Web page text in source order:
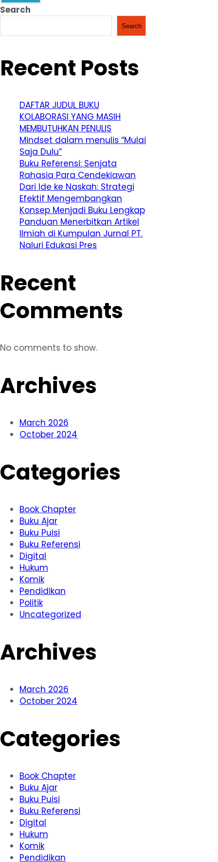
Search
Search
Recent Posts
DAFTAR JUDUL BUKU
KOLABORASI YANG MASIH
MEMBUTUHKAN PENULIS
Mindset dalam menulis “Mulai
Saja Dulu”
Buku Referensi: Senjata
Rahasia Para Cendekiawan
Dari Ide ke Naskah: Strategi
Efektif Mengembangkan
Konsep Menjadi Buku Lengkap
Panduan Menerbitkan Artikel
Ilmiah di Kumpulan Jurnal PT.
Naluri Edukasi Pres
Recent
Comments
No comments to show.
Archives
March 2026
October 2024
Categories
Book Chapter
Buku Ajar
Buku Puisi
Buku Referensi
Digital
Hukum
Komik
Pendidikan
Politik
Uncategorized
Archives
March 2026
October 2024
Categories
Book Chapter
Buku Ajar
Buku Puisi
Buku Referensi
Digital
Hukum
Komik
Pendidikan